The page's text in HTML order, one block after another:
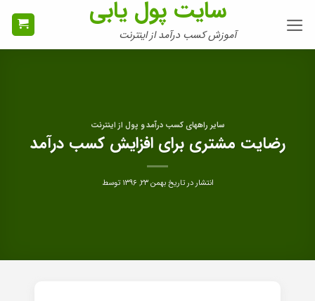
سایت پول یابی
آموزش کسب درآمد از اینترنت
سایر راههای کسب درآمد و پول از اینترنت
رضایت مشتری برای افزایش کسب درآمد
انتشار در تاریخبهمن ۲۳, ۱۳۹۶ توسط